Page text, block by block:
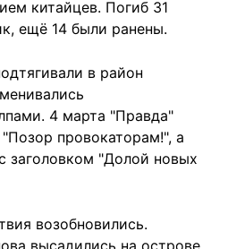
китайцев. Погиб 31
ещё 14 были ранены.
в район
4 марта "Правда"
провокаторам!", а
"Долой новых
возобновились.
высадились на острове.